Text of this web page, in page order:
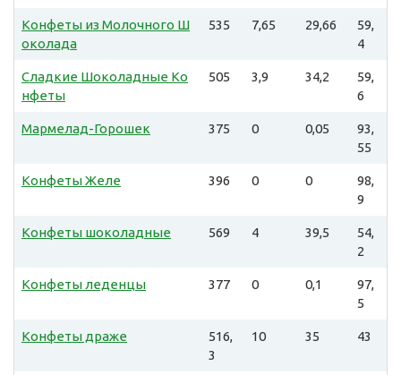
Конфеты из Молочного Ш
околада
535 7,65 29,66
59,
4
Сладкие Шоколадные Ко
нфеты
505 3,9 34,2
59,
6
Мармелад-Горошек 375 0 0,05
93,
55
Конфеты Желе 396 0 0
98,
9
Конфеты шоколадные 569 4 39,5
54,
2
Конфеты леденцы 377 0 0,1
97,
5
Конфеты драже
516,
3
10 35 43